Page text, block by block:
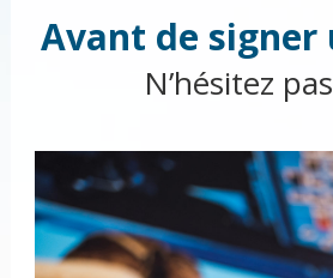
Avant de
N’hésitez